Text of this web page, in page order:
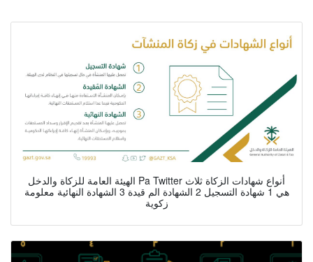
الهيئة العامة للزكاة والدخل Pa Twitter أنواع شهادات الزكاة ثلاث
هي 1 شهادة التسجيل 2 الشهادة الم قيدة 3 الشهادة النهائية معلومة
زكوية